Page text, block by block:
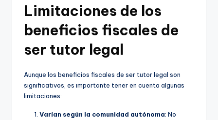
Limitaciones de los
beneficios fiscales de
ser tutor legal
Aunque los beneficios fiscales de ser tutor legal son
significativos, es importante tener en cuenta algunas
limitaciones:
Varían según la comunidad autónoma: No